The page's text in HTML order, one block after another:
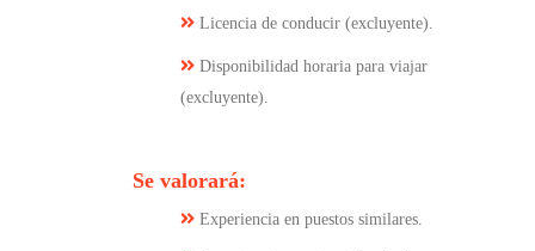
Licencia de conducir (excluyente).
Disponibilidad horaria para viajar
(excluyente).
Se valorará:
Experiencia en puestos similares.